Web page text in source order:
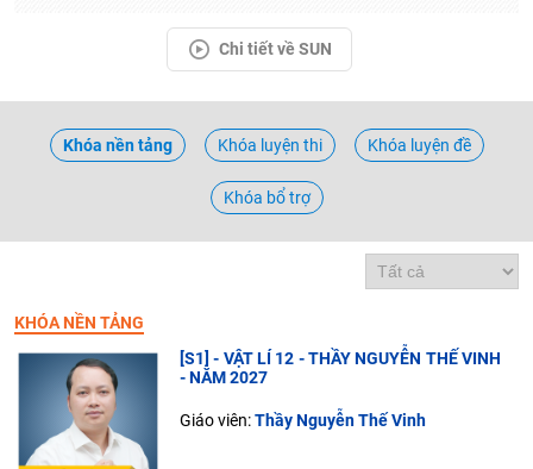
Chi tiết về SUN
Khóa nền tảng Khóa luyện thi Khóa luyện đề
Khóa bổ trợ
KHÓA NỀN TẢNG
[S1] - VẬT LÍ 12 - THẦY NGUYỄN THẾ VINH
- NĂM 2027
Giáo viên:Thầy Nguyễn Thế Vinh